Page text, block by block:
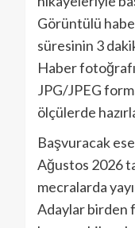
Görüntülü
süresinin 3
Haber
JPG/JPEG
ölçülerde
Başvuracak
Ağustos 2026
mecralarda
Adaylar birden